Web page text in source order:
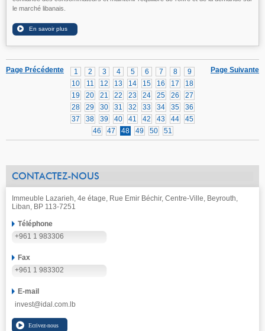
le marché libanais.
Page Suivante
1 2 3 4 5 6 7 8
9
10
11 12 13 14 15 16 17
18
19
20 21 22 23 24 25 26
27
28
29 30 31 32 33 34 35
36
37
38 39 40 41 42 43 44
45
46
47 48 49 50 51
Page Précédente
CONTACTEZ-NOUS
Immeuble Lazarieh, 4e étage, Rue Emir Béchir, Centre-Ville, Beyrouth,
Liban, BP 113-7251
Téléphone
+961 1 983306
Fax
+961 1 983302
E-mail
invest@idal.com.lb